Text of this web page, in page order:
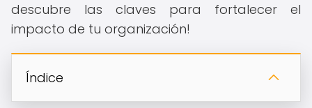
descubre las claves para fortalecer el
impacto de tu organización!
Índice